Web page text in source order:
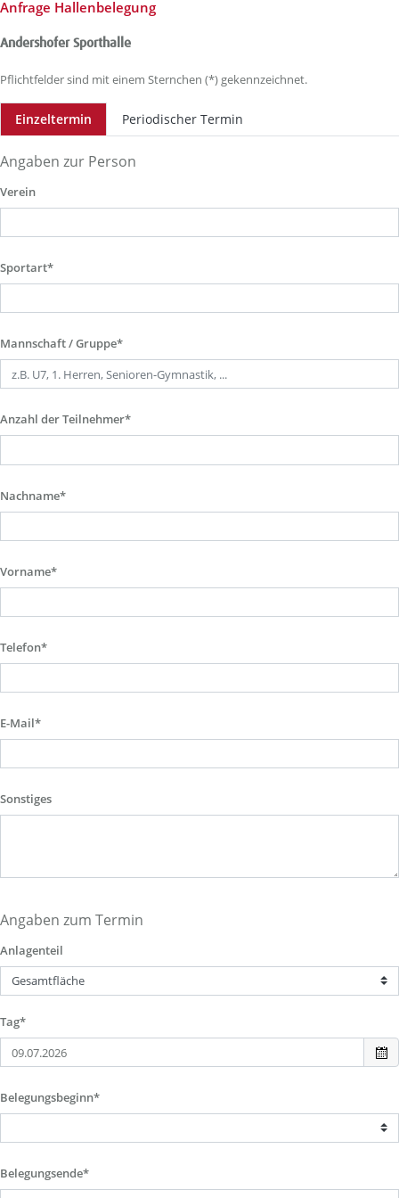
Anfrage Hallenbelegung
Andershofer Sporthalle
Pflichtfelder sind mit einem Sternchen (*) gekennzeichnet.
Einzeltermin Periodischer Termin
Angaben zur Person
Verein
Sportart*
Mannschaft / Gruppe*
Anzahl der Teilnehmer*
Nachname*
Vorname*
Telefon*
E-Mail*
Sonstiges
Angaben zum Termin
Anlagenteil
Tag*
Belegungsbeginn*
Belegungsende*